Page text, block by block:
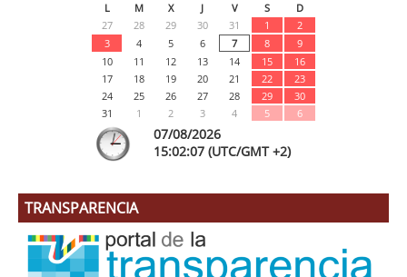
L M X J V S
D
27
28 29 30 31 1
2
3
4 5 6 7 8
9
10
11 12 13 14 15
16
17
18 19 20 21 22
23
24
25 26 27 28 29
30
31
1 2 3 4 5 6
07/08/2026
15:02:07 (UTC/GMT +2)
TRANSPARENCIA